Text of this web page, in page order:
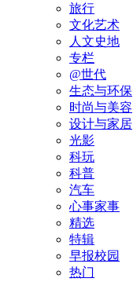
旅行
文化艺术
人文史地
专栏
@世代
生态与环保
时尚与美容
设计与家居
光影
科玩
科普
汽车
心事家事
精选
特辑
早报校园
热门